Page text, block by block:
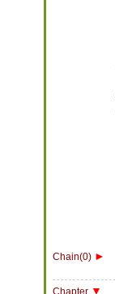
Chain(0) ►
Chapter ▼